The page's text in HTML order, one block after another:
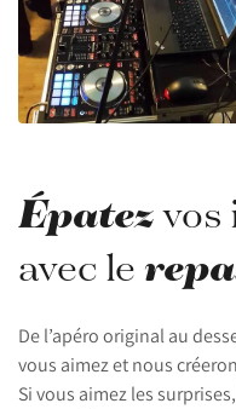
Épatezvos
avec le
De l’apéro original au
vous aimez et nous
Si vous aimez les